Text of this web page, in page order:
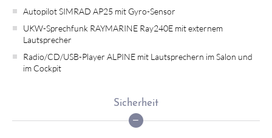
Autopilot SIMRAD AP25 mit Gyro-Sensor
UKW-Sprechfunk RAYMARINE Ray240E mit externem
Lautsprecher
Radio/CD/USB-Player ALPINE mit Lautsprechern im Salon und
im Cockpit
Sicherheit